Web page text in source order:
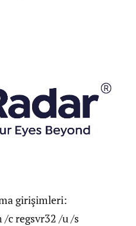
girişimleri:
/c regsvr32 /u /s